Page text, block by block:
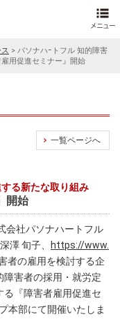
> パソナハｰトフル 知的障害
用促進セミナー』開始
一覧ページへ
る新たな取り組み
開始
会社パソナハートフル
澤 旬子、
https://www.
者の雇用を検討する企
害者の採用・就労定
『障害者雇用促進セ
本部にて開催いたしま